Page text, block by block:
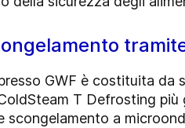
GWF è costituita da
T Defrosting più
a